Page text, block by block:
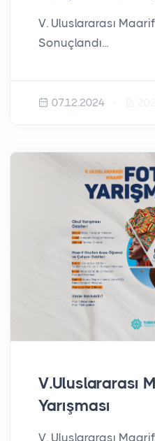
V. Uluslararası
Sonuçlandı...
07.12.2024
V.Uluslararası
Yarışması
V. Uluslararası